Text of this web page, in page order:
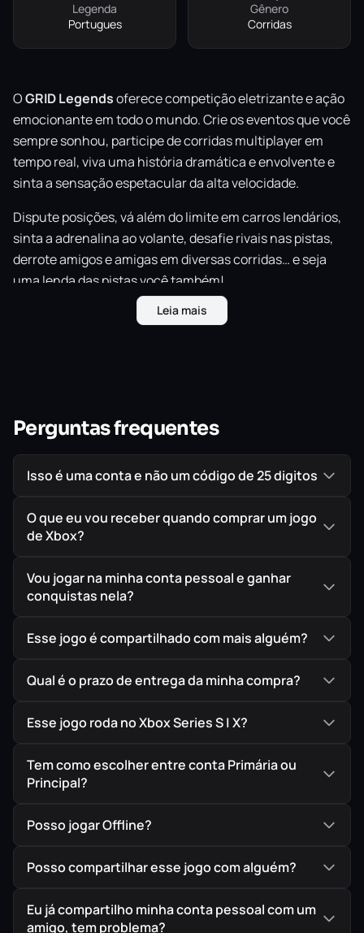
Legenda
Portugues
Gênero
Corridas
OGRID Legendsoferece competição eletrizante e ação
emocionante em todo o mundo. Crie os eventos que você
sempre sonhou, participe de corridas multiplayer em
tempo real, viva uma história dramática e envolvente e
sinta a sensação espetacular da alta velocidade.
Dispute posições, vá além do limite em carros lendários,
sinta a adrenalina ao volante, desafie rivais nas pistas,
derrote amigos e amigas em diversas corridas… e seja
uma lenda das pistas você também!
Jogue com até 21 amigos ou amigas no GRID mais
social e conectado de todos os tempos, incluindo a
empolgantes e crie rivalidades únicas.
Use o Criador de Corridas para projetar disputas
cheias de adrenalina e arrasar com suas amizades,
com eventos do tipo Eliminação, corridas eletrizantes
com portões de impulso e o retorno do Drift. Quer ver
superesportivos na pista contra caminhões enormes?
Faça parte do espetáculo do automobilismo em nosso
modo Carreira de todos os tempos, com centenas de
IMPORTANTE!Todos os jogos são ORIGINAIS comprados
diretamente na PlayStation Store, a Loja Oficial da Sony,
garantindo assim a melhor procedência possível para
seu jogo em mídia digital.
Leia mais
Perguntas frequentes
Isso é uma conta e não um código de 25 digitos
O que eu vou receber quando comprar um jogo
de Xbox?
Vou jogar na minha conta pessoal e ganhar
conquistas nela?
Esse jogo é compartilhado com mais alguém?
Qual é o prazo de entrega da minha compra?
Esse jogo roda no Xbox Series S | X?
Tem como escolher entre conta Primária ou
Principal?
Posso jogar Offline?
Posso compartilhar esse jogo com alguém?
Eu já compartilho minha conta pessoal com um
amigo, tem problema?